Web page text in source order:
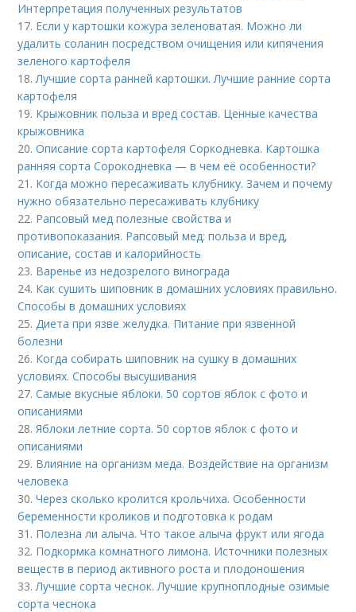
Интерпретация полученных результатов
17. Если у картошки кожура зеленоватая. Можно ли
удалить соланин посредством очищения или кипячения
зеленого картофеля
18.Лучшие сорта ранней картошки. Лучшие ранние сорта
картофеля
19. Крыжовник польза и вред состав. Ценные качества
крыжовника
20.Описание сорта картофеля Соркодневка. Картошка
ранняя сорта Сорокодневка — в чем её особенности?
21. Когда можно пересаживать клубнику. Зачем и почему
нужно обязательно пересаживать клубнику
22. Рапсовый мед полезные свойства и
противопоказания. Рапсовый мед: польза и вред,
описание, состав и калорийность
23. Варенье из недозрелого винограда
24. Как сушить шиповник в домашних условиях правильно.
Способы в домашних условиях
25.Диета при язве желудка. Питание при язвенной
болезни
26. Когда собирать шиповник на сушку в домашних
условиях. Способы высушивания
27.Самые вкусные яблоки. 50 сортов яблок с фото и
описаниями
28.Яблоки летние сорта. 50 сортов яблок с фото и
описаниями
29. Влияние на организм меда. Воздействие на организм
человека
30.Через сколько кролится крольчиха. Особенности
беременности кроликов и подготовка к родам
31. Полезна ли алыча. Что такое алыча фрукт или ягода
32. Подкормка комнатного лимона. Источники полезных
веществ в период активного роста и плодоношения
33.Лучшие сорта чеснок. Лучшие крупноплодные озимые
сорта чеснока